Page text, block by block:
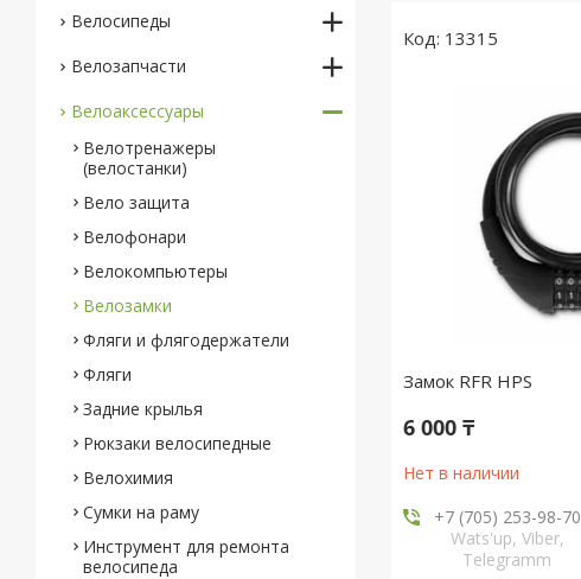
13315
Замок RFR HPS
6 000 ₸
Нет в наличии
+7 (705) 253-98-70
Wats'up, Viber,
Telegramm
Велосипеды
Велозапчасти
Велоаксессуары
Велотренажеры
(велостанки)
Вело защита
Велофонари
Велокомпьютеры
Велозамки
Фляги и флягодержатели
Фляги
Задние крылья
Рюкзаки велосипедные
Велохимия
Сумки на раму
Инструмент для ремонта
велосипеда